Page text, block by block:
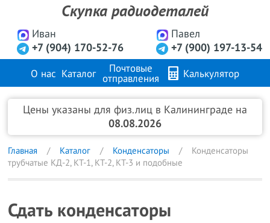
Иван
+7 (904) 170-52-76
Павел
+7 (900) 197-13-54
Скупка радиодеталей
О нас Каталог
Почтовые
отправления
Калькулятор
Продажа металлов FAQ
Цены указаны для физ.лиц в Калининграде на
08.08.2026
Главная Каталог Конденсаторы
Конденсаторы
трубчатые КД-2, КТ-1, КТ-2, КТ-3 и подобные
Сдать конденсаторы